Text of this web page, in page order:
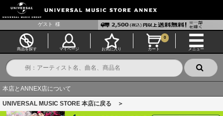
ゲスト 様
商品を探す マイページ お気に入り カート
0
メニュー
本店とANNEX店について
UNIVERSAL MUSIC STORE 本店に戻る ＞